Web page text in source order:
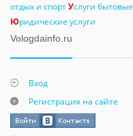
отдых и спортУслуги бытовые
Юридические услуги
Vologdainfo.ru
Вход
Регистрация на сайте